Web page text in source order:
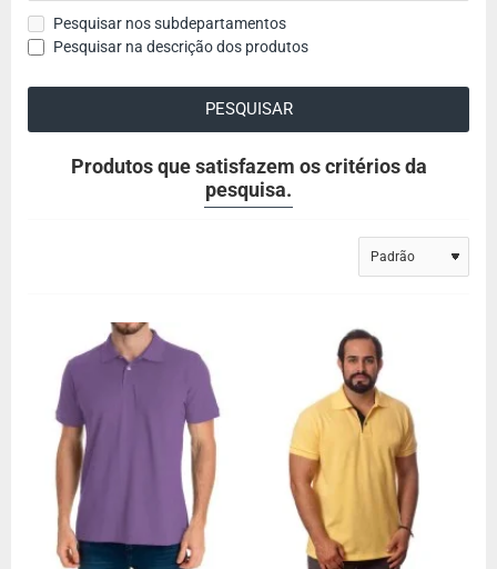
Pesquisar nos subdepartamentos
Pesquisar na descrição dos produtos
PESQUISAR
Produtos que satisfazem os critérios da
pesquisa.